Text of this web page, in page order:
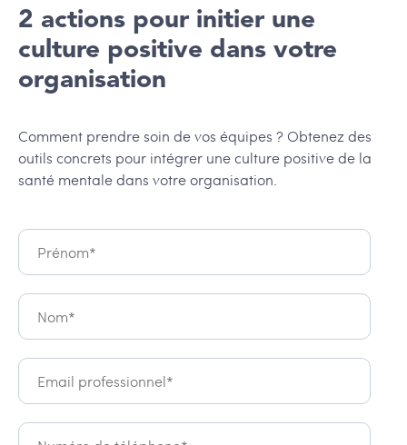
2 actions pour initier une
culture positive dans votre
organisation
Comment prendre soin de vos équipes ? Obtenez des
outils concrets pour intégrer une culture positive de la
santé mentale dans votre organisation.